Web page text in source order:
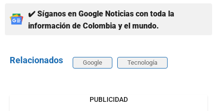
✔️ Síganos en Google Noticias con toda la
información de Colombia y el mundo.
Relacionados Google Tecnología
PUBLICIDAD